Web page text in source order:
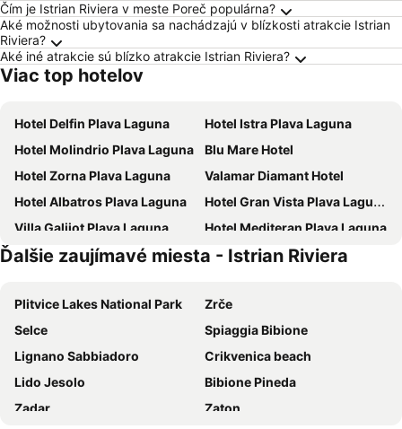
Čím je Istrian Riviera v meste Poreč populárna?
Aké možnosti ubytovania sa nachádzajú v blízkosti atrakcie Istrian
Riviera?
Aké iné atrakcie sú blízko atrakcie Istrian Riviera?
Viac top hotelov
Hotel Delfin Plava Laguna
Hotel Istra Plava Laguna
Hotel Molindrio Plava Laguna
Blu Mare Hotel
Hotel Zorna Plava Laguna
Valamar Diamant Hotel
Hotel Albatros Plava Laguna
Hotel Gran Vista Plava Laguna
Villa Galijot Plava Laguna
Hotel Mediteran Plava Laguna
Valamar Tamaris Resort
Hotel Materada Plava Laguna
Hotel Plavi Plava Laguna
Laguna Maradiso Hotel by Aminess
Camping Park Umag
Maistra Select Island Hotel Istra
Lone Hotel by Maistra Collection
Eden Hotel by Maistra Collection
Valamar Parentino Hotel
Hotel Porec
Hotel Park Plava Laguna
Rubin Sunny Hotel
Ďalšie zaujímavé miesta - Istrian Riviera
Plitvice Lakes National Park
Zrče
Selce
Spiaggia Bibione
Lignano Sabbiadoro
Crikvenica beach
Lido Jesolo
Bibione Pineda
Zadar
Zaton